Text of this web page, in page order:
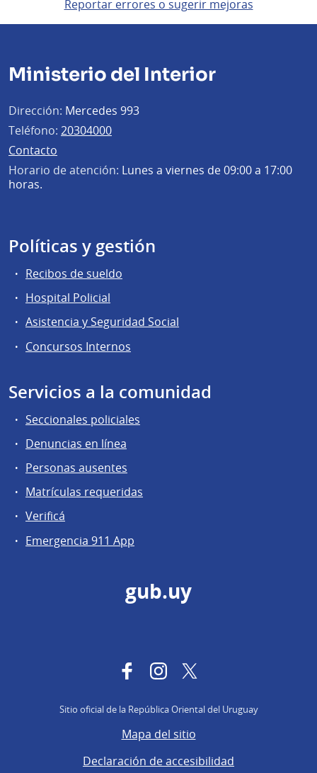
Reportar errores o sugerir mejoras
Ministerio del Interior
Dirección: Mercedes 993
Teléfono: 20304000
Contacto
Horario de atención: Lunes a viernes de 09:00 a 17:00
horas.
Políticas y gestión
Recibos de sueldo
Hospital Policial
Asistencia y Seguridad Social
Concursos Internos
Servicios a la comunidad
Seccionales policiales
Denuncias en línea
Personas ausentes
Matrículas requeridas
Verificá
Emergencia 911 App
gub.uy
FacebookInstagram
Sitio oficial de la República Oriental del Uruguay
Mapa del sitio
Declaración de accesibilidad